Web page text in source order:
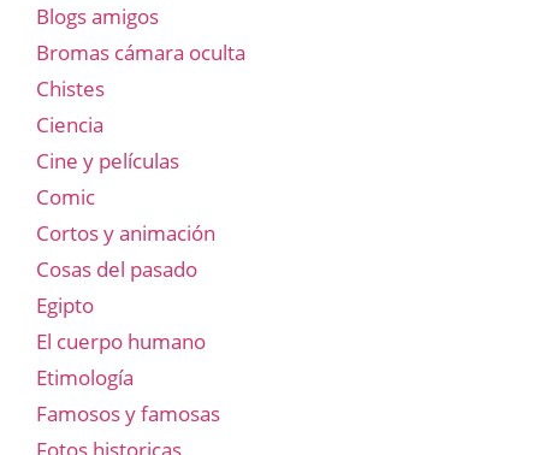
Blogs amigos
Bromas cámara oculta
Chistes
Ciencia
Cine y películas
Comic
Cortos y animación
Cosas del pasado
Egipto
El cuerpo humano
Etimología
Famosos y famosas